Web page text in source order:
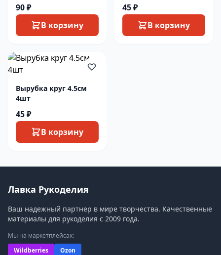
90 ₽
В корзину
45 ₽
В корзину
Вырубка круг 4.5см
4шт
45 ₽
В корзину
Лавка Рукоделия
Ваш надежный партнер в мире творчества. Качественные
материалы для рукоделия с 2009 года.
Мы на маркетплейсах:
Wildberries
Ozon